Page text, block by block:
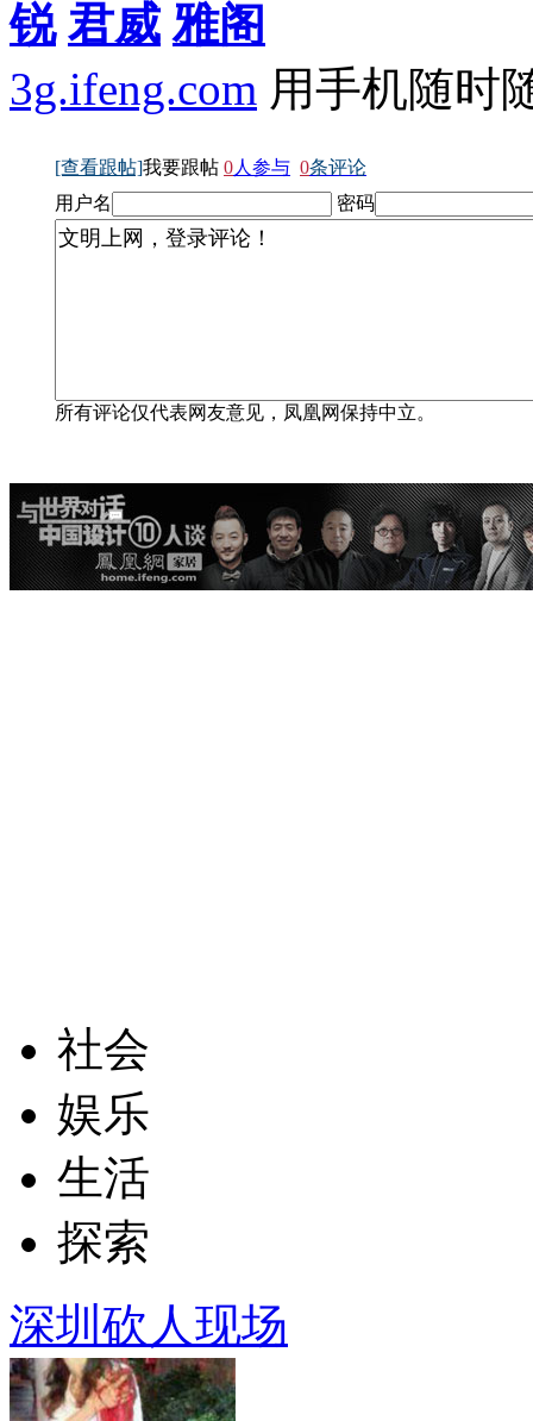
锐 君威 雅阁
3g.ifeng.com 用手机随时
[查看跟帖]我要跟帖 0人参与 0条评论
用户名
密码
所有评论仅代表网友意见，凤凰网保持中立。
社会
娱乐
生活
探索
深圳砍人现场